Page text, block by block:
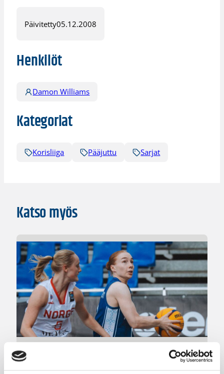
Päivitetty05.12.2008
Henkilöt
Damon Williams
Kategoriat
Korisliiga Pääjuttu Sarjat
Katso myös